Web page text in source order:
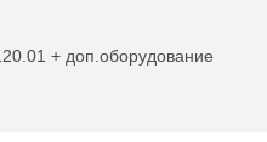
+ доп.оборудование